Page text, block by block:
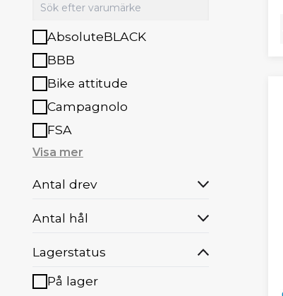
AbsoluteBLACK
BBB
Bike attitude
Campagnolo
FSA
Visa mer
Antal drev
Antal hål
Lagerstatus
På lager